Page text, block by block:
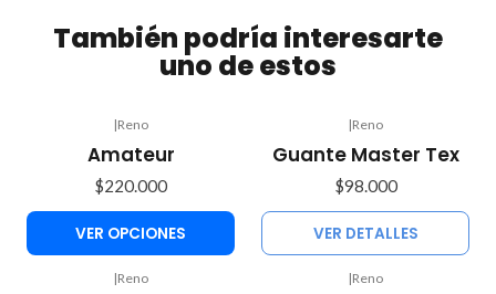
También podría interesarte
uno de estos
|Reno
Amateur
$220.000
VER OPCIONES
|Reno
Guante Master Tex
$98.000
VER DETALLES
|Reno |Reno